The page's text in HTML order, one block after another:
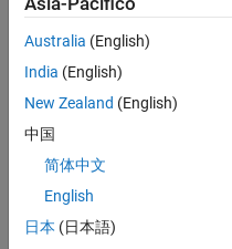
Copy
x=1:1:n;
y=x;
z=x;
f=@(n)round(rand*(n));
[X,Y,Z]=meshgrid(x,y,z);
for i=1:2*n
   a=f(n);
Australia (English)
India (English)
New Zealand (English)
中国
简体中文
English
日本 (日本語)